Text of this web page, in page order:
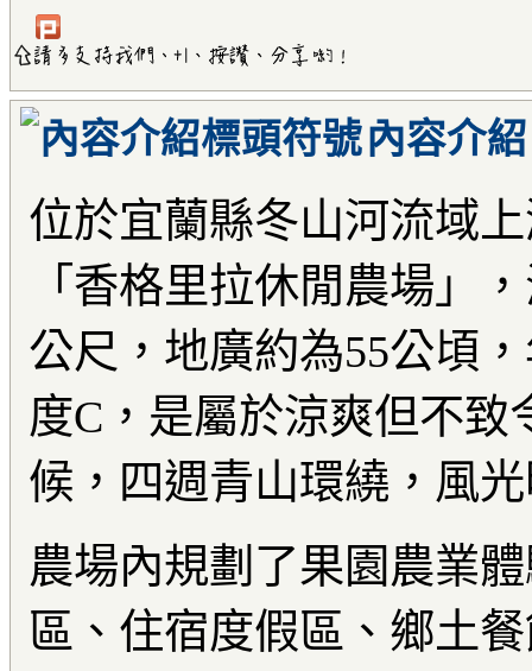
內容介紹
位於宜蘭縣冬山河流域
「香格里拉休閒農場」
公尺，地廣約為55公頃
度C，是屬於涼爽但不致
候，四週青山環繞，風
農場內規劃了果園農業
區、住宿度假區、鄉土